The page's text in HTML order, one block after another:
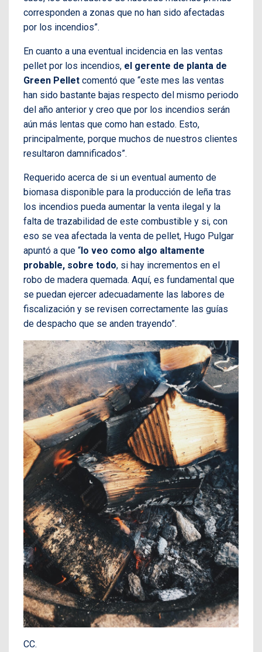
corresponden a zonas que no han sido afectadas
por los incendios”.
En cuanto a una eventual incidencia en las ventas
pellet por los incendios, el gerente de planta de
Green Pellet comentó que “este mes las ventas
han sido bastante bajas respecto del mismo periodo
del año anterior y creo que por los incendios serán
aún más lentas que como han estado. Esto,
principalmente, porque muchos de nuestros clientes
resultaron damnificados”.
Requerido acerca de si un eventual aumento de
biomasa disponible para la producción de leña tras
los incendios pueda aumentar la venta ilegal y la
falta de trazabilidad de este combustible y si, con
eso se vea afectada la venta de pellet, Hugo Pulgar
apuntó a que “lo veo como algo altamente
probable, sobre todo, si hay incrementos en el
robo de madera quemada. Aquí, es fundamental que
se puedan ejercer adecuadamente las labores de
fiscalización y se revisen correctamente las guías
de despacho que se anden trayendo”.
CC.